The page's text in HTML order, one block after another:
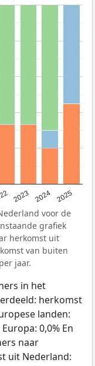
2023 2024 2025
voor de
grafiek
herkomst uit
van buiten
jaar.
in het
herkomst
landen:
0,0% En
naar
uit Nederland: